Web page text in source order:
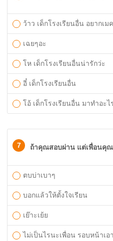
ว้าว เด็กโรงเรียนอื่น อยากเม
เฉยๆอะ
โห เด็กโรงเรียนอื่นน่ารักว่ะ
อี๋ เด็กโรงเรียนอื่น
โอ้ เด็กโรงเรียนอื่น มาทำอะ
7 ถ้าคุณสอบผ่าน แต่เพื่อนคุ
ตบบ่าเบาๆ
บอกแล้วให้ตั้งใจเรียน
เย๊าะเย้ย
ไม่เป็นไรนะเพื่อน รอบหน้าเอ